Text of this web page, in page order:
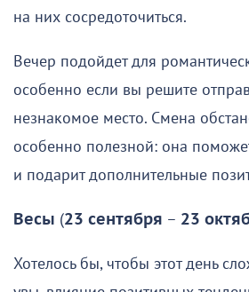
на них сосредоточиться.
Вечер подойдет для
особенно если вы решите
незнакомое место. Смена
особенно полезной: она
и подарит дополнительные
Весы (23 сентября – 23
Хотелось бы, чтобы этот день